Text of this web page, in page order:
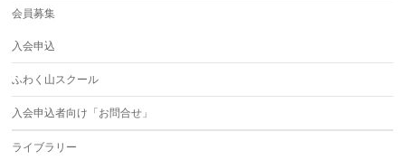
会員募集
入会申込
ふわく山スクール
入会申込者向け「お問合せ」
ライブラリー